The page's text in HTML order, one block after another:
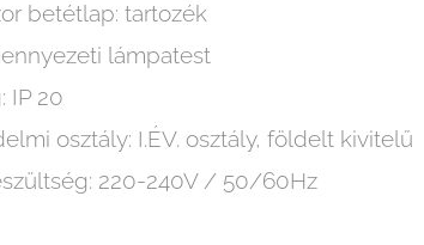
betétlap: tartozék
lámpatest
IP 20
osztály: I.ÉV. osztály, földelt kivitelű
220-240V / 50/60Hz